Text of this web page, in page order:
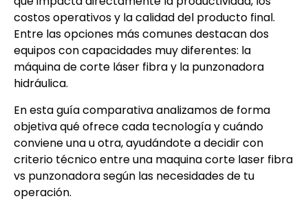
costos operativos y la calidad del producto final.
Entre las opciones más comunes destacan dos
equipos con capacidades muy diferentes: la
máquina de corte láser fibra y la punzonadora
hidráulica.
En esta guía comparativa analizamos de forma
objetiva qué ofrece cada tecnología y cuándo
conviene una u otra, ayudándote a decidir con
criterio técnico entre una maquina corte laser fibra
vs punzonadora según las necesidades de tu
operación.